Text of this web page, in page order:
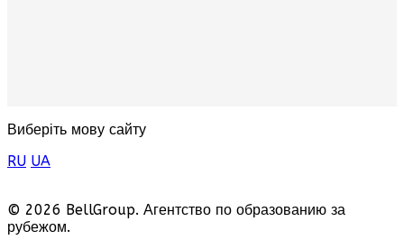
Виберіть мову сайту
RU UA
© 2026 BellGroup. Агентство по образованию за
рубежом.